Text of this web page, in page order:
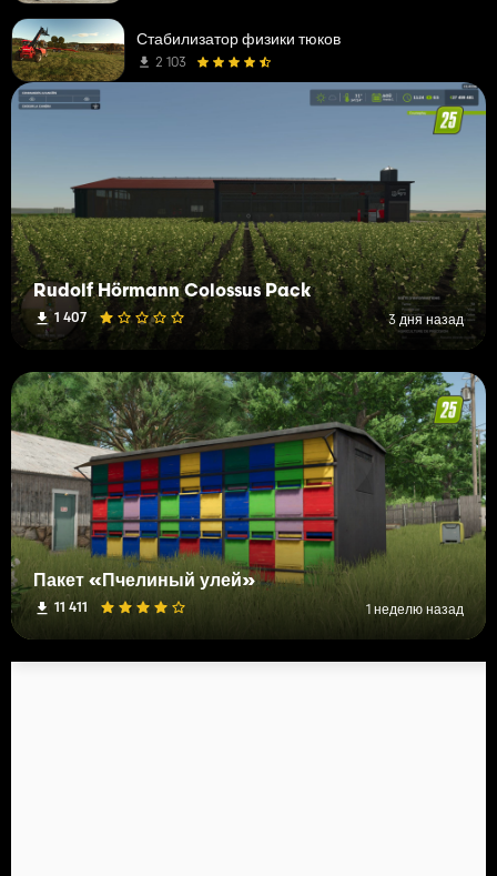
Rudolf Hörmann Colossus Pack
1 407 3 дня назад
Пакет «Пчелиный улей»
11 411 1 неделю назад
Стабилизатор физики тюков
2 103